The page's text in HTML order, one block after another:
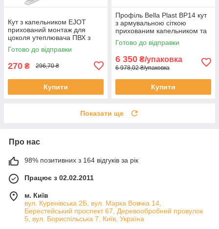
Кут з капельником EJOT
прихований монтаж для
цоколя утеплювача ПВХ з
сіткою 125x125мм та
з'єднувачем між собою 2
Готово до відправки
270 ₴ 296,70 ₴
Купити
Профіль Bella Plast BP14 кут
з армувальною сіткою
прихованим капельником та
клейким елементом для
цокольного профілю 2.5
Готово до відправки
6 350 ₴/упаковка
6 978,02 ₴/упаковка
Купити
Показати ще
Про нас
98% позитивних з 164 відгуків за рік
Працює з 02.02.2011
м. Київ
вул. Куренівська 2Б, вул. Марка Вовчка 14,
Берестейський проспект 67, Деревообробний провулок
5, вул. Бориспільська 7, Київ, Україна